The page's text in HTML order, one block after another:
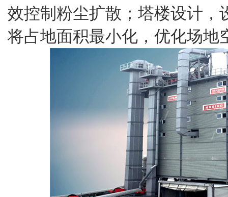
效控制粉尘扩散；塔楼设计，
将占地面积最小化，优化场地